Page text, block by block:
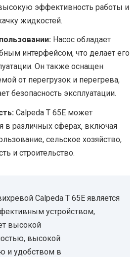
эффективность работы и
жидкостей.
Насос обладает
интерфейсом, что делает его
Он также оснащен
от перегрузок и перегрева,
безопасность эксплуатации.
Calpeda T 65E может
в различных сферах, включая
сельское хозяйство,
и строительство.
Calpeda T 65E является
устройством,
высокой
высокой
и удобством в